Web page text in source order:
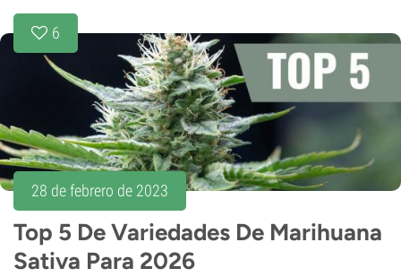
6
28 de febrero de 2023
Top 5 De Variedades De Marihuana
Sativa Para 2026